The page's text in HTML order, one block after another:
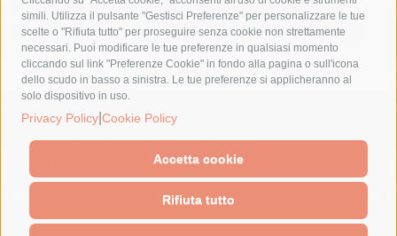
simili. Utilizza il pulsante "Gestisci Preferenze" per personalizzare le tue
scelte o "Rifiuta tutto" per proseguire senza cookie non strettamente
necessari. Puoi modificare le tue preferenze in qualsiasi momento
cliccando sul link "Preferenze Cookie" in fondo alla pagina o sull'icona
dello scudo in basso a sinistra. Le tue preferenze si applicheranno al
solo dispositivo in uso.
Privacy Policy Cookie Policy
Accetta cookie
Rifiuta tutto
sindaco cuomo
sorrento studenti temporali
treni
turismo
Vico Equense villa fiorentino vincenzo de luca
© 2015 SorrentoPress. All rights reserved.
Il giornale online della Penisola Sorrentina
Cookie Policy